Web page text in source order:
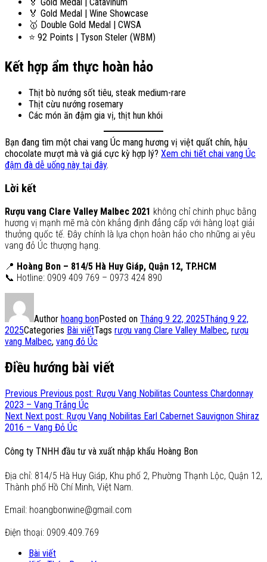
🏅 Gold Medal | Wine Showcase
🥇 Double Gold Medal | CWSA
⭐ 92 Points | Tyson Steler (WBM)
Kết hợp ẩm thực hoàn hảo
Thịt bò nướng sốt tiêu, steak medium-rare
Thịt cừu nướng rosemary
Các món ăn đậm gia vị, thịt hun khói
Bạn đang tìm một chai vang Úc mang hương vị việt quất chín, hậu
chocolate mượt mà và giá cực kỳ hợp lý? Xem chi tiết chai vang Úc
đậm đà dễ uống này tại đây.
Lời kết
Rượu vang Clare Valley Malbec 2021 không chỉ chinh phục bằng
hương vị mạnh mẽ mà còn khẳng định đẳng cấp với hàng loạt giải
thưởng quốc tế. Đây chính là lựa chọn hoàn hảo cho những ai yêu
vang đỏ Úc thượng hạng.
📍 Hoàng Bon – 814/5 Hà Huy Giáp, Quận 12, TP.HCM
📞 Hotline: 0909 409 769 – 0973 424 890
Author hoang bonPosted on Tháng 9 22, 2025Tháng 9 22,
2025Categories Bài viếtTags rượu vang Clare Valley Malbec, rượu
vang Malbec, vang đỏ Úc
Điều hướng bài viết
Previous Previous post: Rượu Vang Nobilitas Countess Chardonnay
2023 – Vang Trắng Úc
Next Next post: Rượu Vang Nobilitas Earl Cabernet Sauvignon Shiraz
2016 – Vang Đỏ Úc
Công ty TNHH đầu tư và xuất nhập khẩu Hoàng Bon
Địa chỉ: 814/5 Hà Huy Giáp, Khu phố 2, Phường Thạnh Lộc, Quận 12,
Thành phố Hồ Chí Minh, Việt Nam.
Email: hoangbonwine@gmail.com
Điện thoại: 0909.409.769
Bài viết